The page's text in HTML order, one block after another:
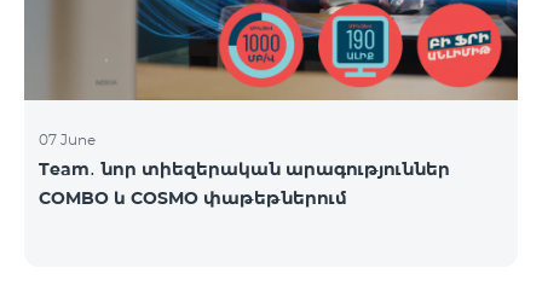
07 June
Team․ նոր տիեզերական արագություններ
COMBO և COSMO փաթեթներում